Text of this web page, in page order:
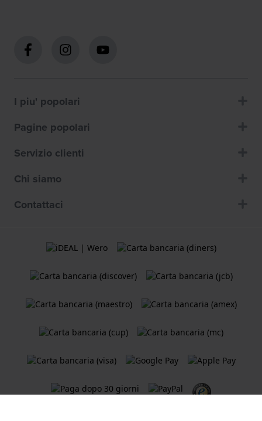
I piu' popolari
Pagine popolari
Servizio clienti
Chi siamo
Contattaci